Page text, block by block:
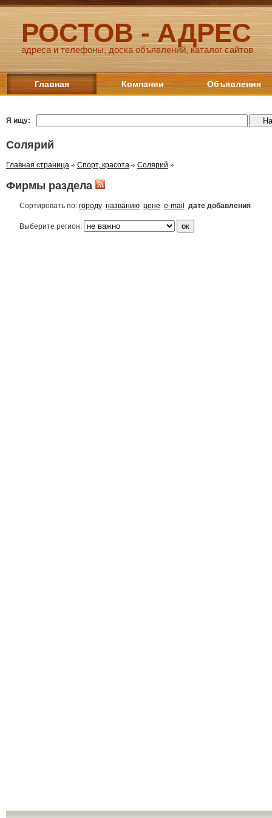
РОСТОВ - АДРЕС
адреса и телефоны, доска объявлений, каталог сайтов
Главная Компании Объявления
Я ищу:
Солярий
Главная страница Спорт, красота Солярий
Фирмы раздела
Сортировать по: городу названию цене e-mail дате добавления
Выберите регион: